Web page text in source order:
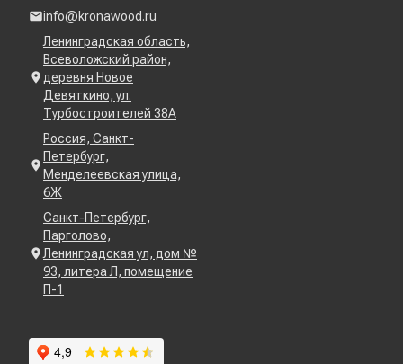
info@kronawood.ru
Ленинградская область,
Всеволожский район,
деревня Новое
Девяткино, ул.
Турбостроителей 38А
Россия, Санкт-
Петербург,
Менделеевская улица,
6Ж
Санкт-Петербург,
Парголово,
Ленинградская ул, дом №
93, литера Л, помещение
П-1